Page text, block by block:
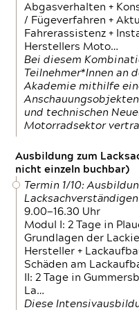
Abgasverhalten +
/ Fügeverfahren +
Fahrerassistenz +
Herstellers Moto…
Bei diesem
Teilnehmer*Innen an
Akademie mithilfe
und technischen
Motorradsektor
Ausbildung zum
nicht einzeln buchbar)
Termin 1/10:
Lacksachverständigen
9.00—16.30 Uhr
Modul I: 2 Tage in
Grundlagen der
Hersteller +
Schäden am
II: 2 Tage in
La…
Diese